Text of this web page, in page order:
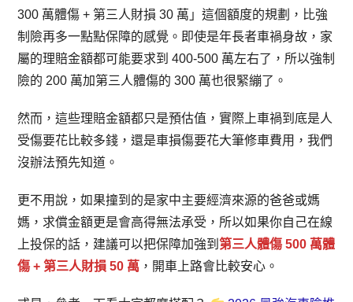
300 萬體傷 + 第三人財損 30 萬」這個額度的規劃，比強
制險再多一點點保障的感覺。即使是年長者車禍身故，家
屬的理賠金額都可能要求到 400-500 萬左右了，所以強制
險的 200 萬加第三人體傷的 300 萬也很緊繃了。
然而，這些理賠金額都只是預估值，實際上車禍到底是人
受傷要花比較多錢，還是車損傷要花大筆修車費用，我們
沒辦法預先知道。
更不用說，如果撞到的是家中主要經濟來源的爸爸或媽
媽，求償金額更是會高得無法承受，所以如果你自己在線
上投保的話，建議可以把保障加強到第三人體傷 500 萬體
傷 + 第三人財損 50 萬 ，開車上路會比較安心。